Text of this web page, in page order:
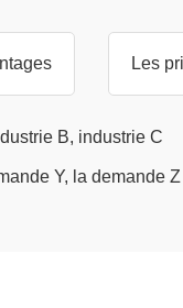
Les
B, industrie C
Y, la demande Z